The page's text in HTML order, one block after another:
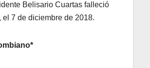
Belisario Cuartas falleció
el 7 de diciembre de 2018.